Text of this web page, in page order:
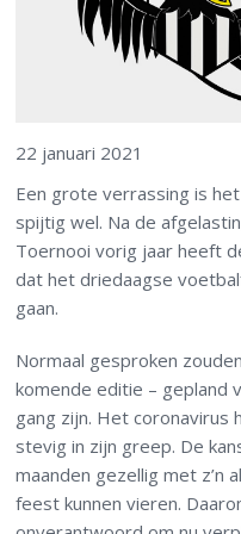
22 januari 2021
Een grote verrassing is
spijtig wel. Na de
Toernooi vorig jaar heeft
dat het driedaagse
gaan.
Normaal gesproken
komende editie – gepland
gang zijn. Het coronavirus
stevig in zijn greep. De
maanden gezellig met z’n
feest kunnen vieren.